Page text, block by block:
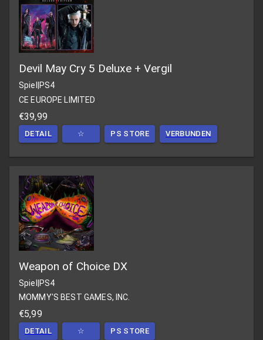
Devil May Cry 5 Deluxe + Vergil
Spiel
PS4
CE EUROPE LIMITED
€39,99
DETAIL ☆ PS STORE VERBUNDEN
Weapon of Choice DX
Spiel|PS4
MOMMY'S BEST GAMES, INC.
€5,99
DETAIL ☆ PS STORE